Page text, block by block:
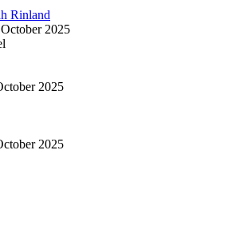
Rinland
2025
2025
2025